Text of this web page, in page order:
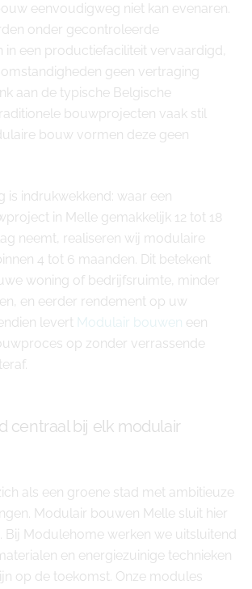
eenvoudigweg niet kan evenaren.
onder gecontroleerde
een productiefaciliteit vervaardigd,
geen vertraging
aan de typische Belgische
bouwprojecten vaak stil
bouw vormen deze geen
is indrukwekkend: waar een
in Melle gemakkelijk 12 tot 18
neemt, realiseren wij modulaire
4 tot 6 maanden. Dit betekent
woning of bedrijfsruimte, minder
en eerder rendement op uw
levert Modulair bouwen een
op zonder verrassende
centraal bij elk modulair
als een groene stad met ambitieuze
Modulair bouwen Melle sluit hier
Bij Modulehome werken we uitsluitend
en energiezuinige technieken
op de toekomst. Onze modules